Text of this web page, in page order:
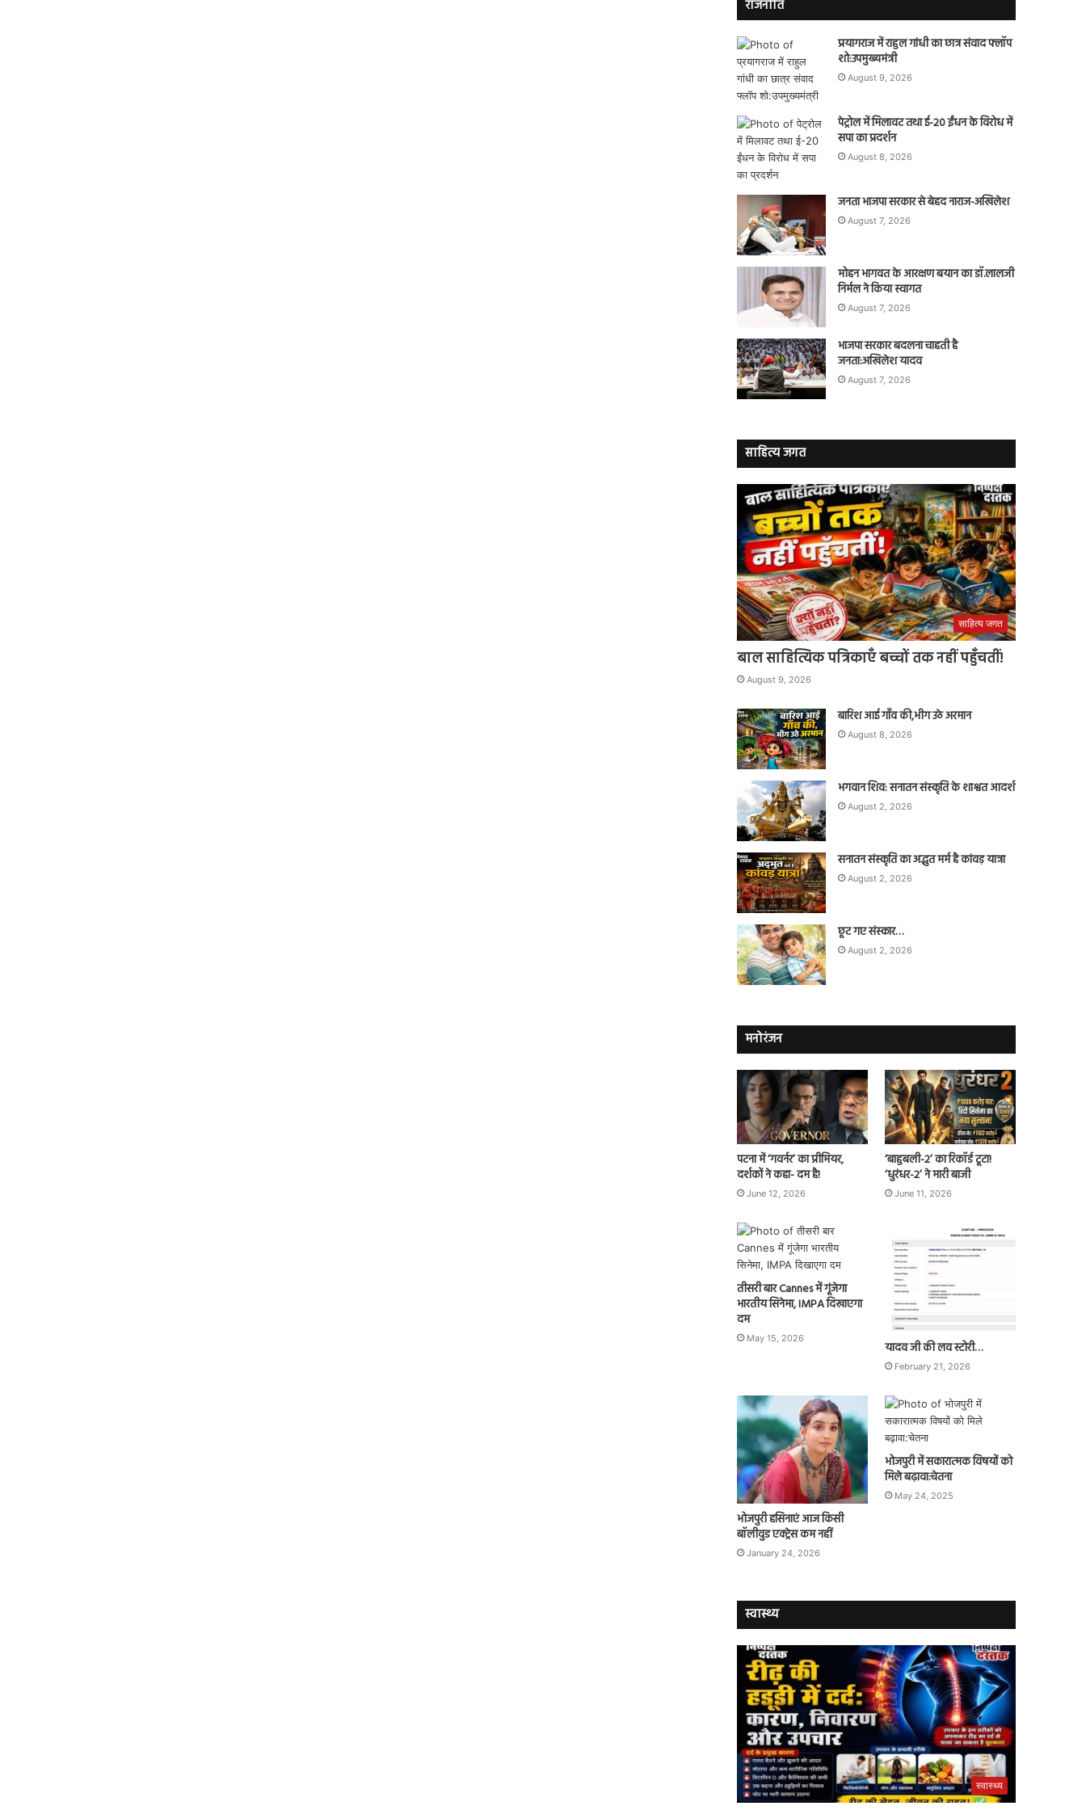
राजनीति
प्रयागराज में राहुल गांधी का छात्र संवाद फ्लॉप
शो:उपमुख्यमंत्री
August 9, 2026
पेट्रोल में मिलावट तथा ई-20 ईंधन के विरोध में
सपा का प्रदर्शन
August 8, 2026
जनता भाजपा सरकार से बेहद नाराज-अखिलेश
August 7, 2026
मोहन भागवत के आरक्षण बयान का डॉ.लालजी
निर्मल ने किया स्वागत
August 7, 2026
भाजपा सरकार बदलना चाहती है
जनता:अखिलेश यादव
August 7, 2026
साहित्य जगत
साहित्य जगत
बाल साहित्यिक पत्रिकाएँ बच्चों तक नहीं पहुँचतीं!
August 9, 2026
बारिश आई गाँव की,भीग उठे अरमान
August 8, 2026
भगवान शिव: सनातन संस्कृति के शाश्वत आदर्श
August 2, 2026
सनातन संस्कृति का अद्भुत मर्म है कांवड़ यात्रा
August 2, 2026
छूट गए संस्कार…
August 2, 2026
मनोरंजन
पटना में ‘गवर्नर’ का प्रीमियर,
दर्शकों ने कहा- दम है!
June 12, 2026
‘बाहुबली-2’ का रिकॉर्ड टूटा!
‘धुरंधर-2’ ने मारी बाजी
June 11, 2026
तीसरी बार Cannes में गूंजेगा
भारतीय सिनेमा, IMPA दिखाएगा
दम
May 15, 2026
यादव जी की लव स्टोरी…
February 21, 2026
भोजपुरी हसिनाएं आज किसी
बॉलीवुड एक्ट्रेस कम नहीं
January 24, 2026
भोजपुरी में सकारात्मक विषयों को
मिले बढ़ावा:चेतना
May 24, 2025
स्वास्थ्य
स्वास्थ्य